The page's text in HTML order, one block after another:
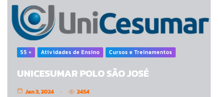
55 + Atividades de Ensino Cursos e Treinamentos
UNICESUMAR POLO SÃO JOSÉ
Jan 3, 2024 2454